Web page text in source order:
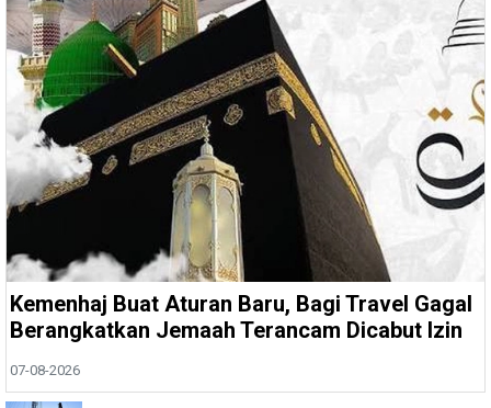
Kemenhaj Buat Aturan Baru, Bagi Travel Gagal
Berangkatkan Jemaah Terancam Dicabut Izin
07-08-2026